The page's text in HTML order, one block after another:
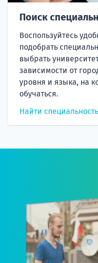
Поиск
Воспользуйтесь
подобрать
выбрать
зависимости от
уровня и языка, на
обучаться.
Найти специальность